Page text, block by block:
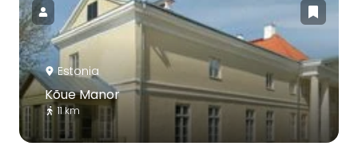
Estonia
Kõue Manor
11 km